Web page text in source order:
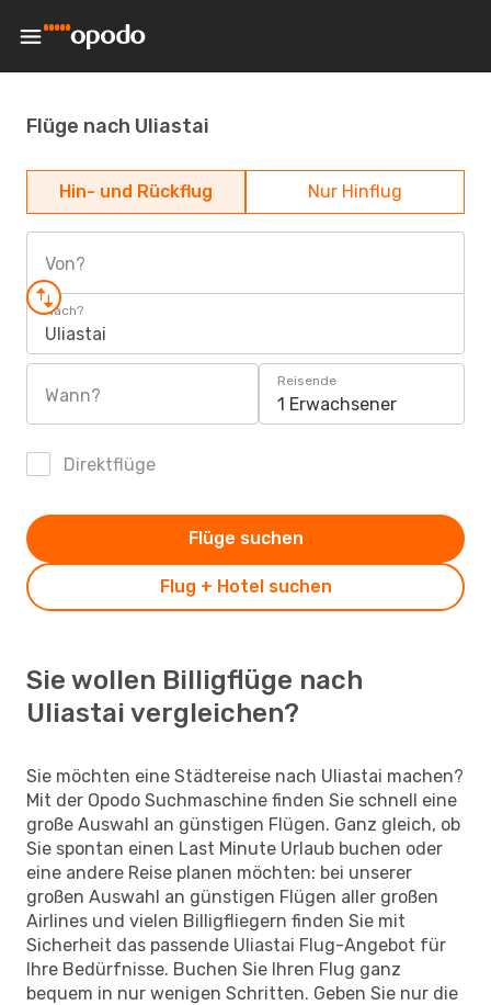
Flüge nach Uliastai
Hin- und Rückflug Nur Hinflug
Von?
Nach?
Uliastai
Wann?
Reisende
1 Erwachsener
Direktflüge
Flug + Hotel suchen
Flüge suchen
Sie wollen Billigflüge nach
Uliastai vergleichen?
Sie möchten eine Städtereise nach Uliastai machen?
Mit der Opodo Suchmaschine finden Sie schnell eine
große Auswahl an günstigen Flügen. Ganz gleich, ob
Sie spontan einen Last Minute Urlaub buchen oder
eine andere Reise planen möchten: bei unserer
großen Auswahl an günstigen Flügen aller großen
Airlines und vielen Billigfliegern finden Sie mit
Sicherheit das passende Uliastai Flug-Angebot für
Ihre Bedürfnisse. Buchen Sie Ihren Flug ganz
bequem in nur wenigen Schritten. Geben Sie nur die